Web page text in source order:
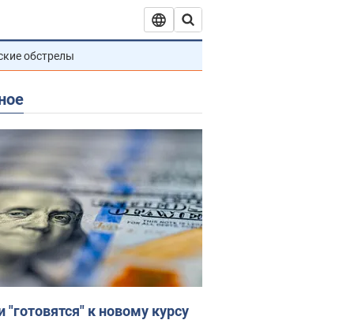
обстрелы
"готовятся" к новому курсу